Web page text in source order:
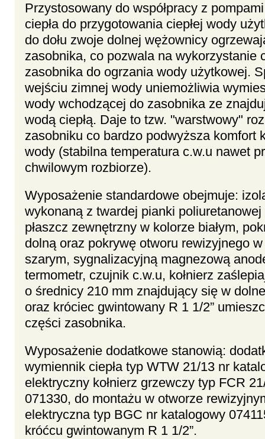
Przystosowany do współpracy z pompami
ciepła do przygotowania ciepłej wody
do dołu zwoje dolnej wężownicy
zasobnika, co pozwala na wykorzystanie
zasobnika do ogrzania wody użytkowej.
wejściu zimnej wody uniemożliwia
wody wchodzącej do zasobnika ze
wodą ciepłą. Daje to tzw. "warstwowy"
zasobniku co bardzo podwyższa komfort
wody (stabilna temperatura c.w.u nawet
chwilowym rozbiorze).
Wyposażenie standardowe obejmuje:
wykonaną z twardej pianki
płaszcz zewnętrzny w kolorze białym,
dolną oraz pokrywę otworu rewizyjnego
szarym, sygnalizacyjną magnezową
termometr, czujnik c.w.u, kołnierz
o średnicy 210 mm znajdujący się w
oraz króciec gwintowany R 1 1/2”
części zasobnika.
Wyposażenie dodatkowe stanowią:
wymiennik ciepła typ WTW 21/13 nr
elektryczny kołnierz grzewczy typ FCR
071330, do montażu w otworze
elektryczna typ BGC nr katalogowy
króćcu gwintowanym R 1 1/2”.